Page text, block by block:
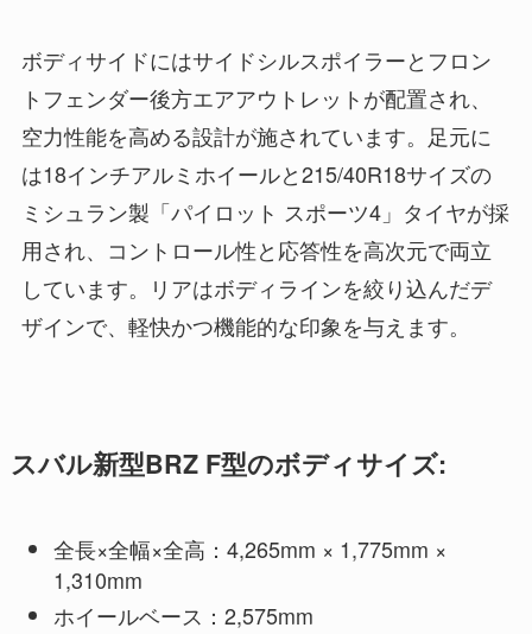
ボディサイドにはサイドシルスポイラーとフロン
トフェンダー後方エアアウトレットが配置され、
空力性能を高める設計が施されています。足元に
は18インチアルミホイールと215/40R18サイズの
ミシュラン製「パイロット スポーツ4」タイヤが採
用され、コントロール性と応答性を高次元で両立
しています。リアはボディラインを絞り込んだデ
ザインで、軽快かつ機能的な印象を与えます。
スバル新型BRZ F型のボディサイズ:
全長×全幅×全高：4,265mm × 1,775mm ×
1,310mm
ホイールベース：2,575mm